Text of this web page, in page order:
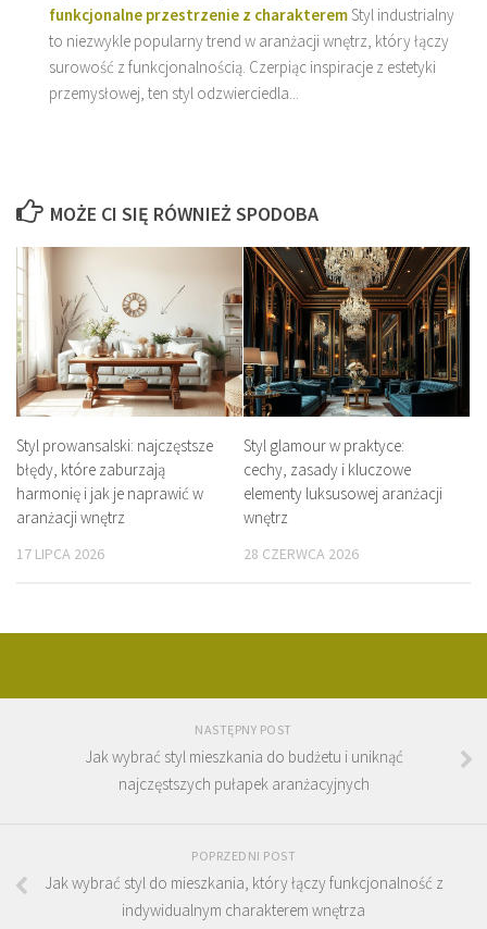
funkcjonalne przestrzenie z charakteremStyl industrialny
to niezwykle popularny trend w aranżacji wnętrz, który łączy
surowość z funkcjonalnością. Czerpiąc inspiracje z estetyki
przemysłowej, ten styl odzwierciedla...
MOŻE CI SIĘ RÓWNIEŻ SPODOBA
Styl prowansalski: najczęstsze
błędy, które zaburzają
harmonię i jak je naprawić w
aranżacji wnętrz
17 LIPCA 2026
Styl glamour w praktyce:
cechy, zasady i kluczowe
elementy luksusowej aranżacji
wnętrz
28 CZERWCA 2026
NASTĘPNY POST
Jak wybrać styl mieszkania do budżetu i uniknąć
najczęstszych pułapek aranżacyjnych
POPRZEDNI POST
Jak wybrać styl do mieszkania, który łączy funkcjonalność z
indywidualnym charakterem wnętrza